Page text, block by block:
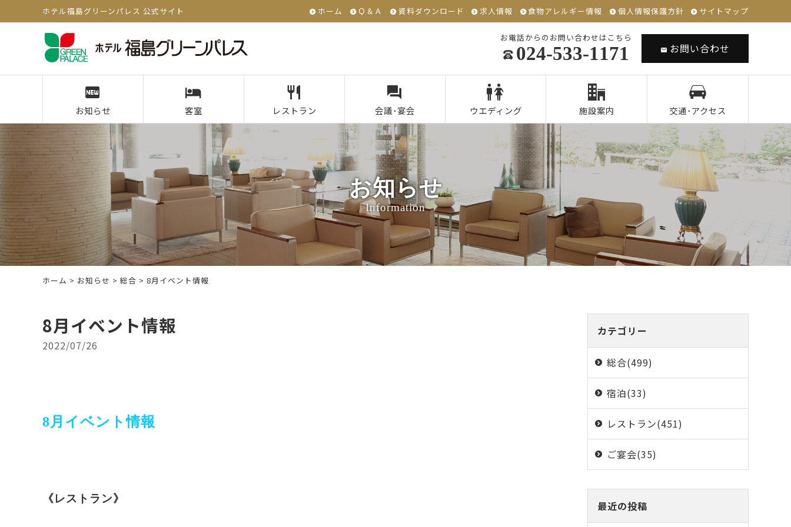
ホテル福島グリーンパレス 公式サイト ホーム Ｑ＆Ａ 資料ダウンロード 求人情報 食物アレルギー情報 個人情報保護方針 サイトマップ
お電話からのお問い合わせはこちら
024-533-1171 お問い合わせ
お知らせ 客室 レストラン 会議･宴会 ウエディング 施設案内 交通･アクセス
お知らせ
Information
ホーム > お知らせ > 総合 > 8月イベント情報
8月イベント情報
2022/07/26
8月イベント情報
《レストラン》
カテゴリー
総合(499)
宿泊(33)
レストラン(451)
ご宴会(35)
最近の投稿